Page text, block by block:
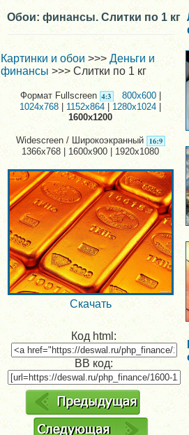
Обои: финансы. Слитки по 1 кг
Картинки и обои >>> Деньги и
финансы>>> Слитки по 1 кг
Формат Fullscreen 800x600|
1024x768|1152x864| 1280x1024
1600x1200
Widescreen / Широкоэкранный
1366x768 | 1600x900 | 1920x1080
Скачать
Код html:
BB код: